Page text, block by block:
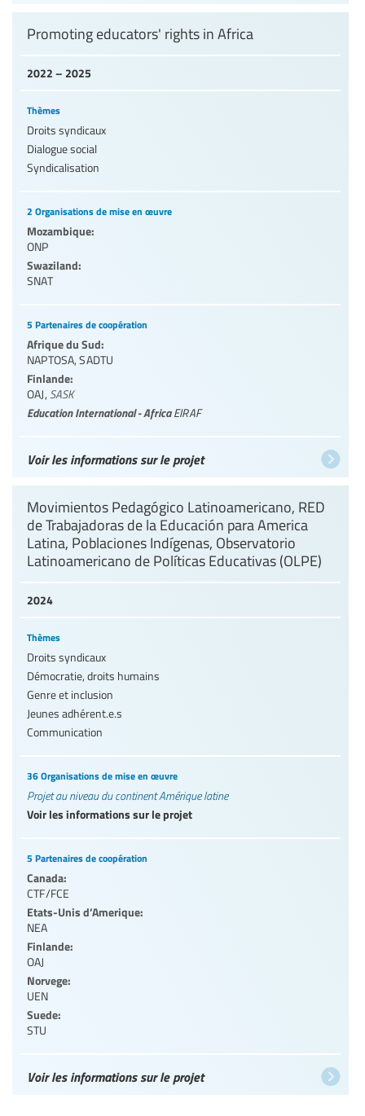
2022 – 2025
Promoting educators' rights in Africa
Thèmes
Droits syndicaux
Dialogue social
Syndicalisation
2 Organisations de mise en œuvre
Mozambique:
ONP
Swaziland:
SNAT
5 Partenaires de coopération
Afrique du Sud:
NAPTOSA,SADTU
Finlande:
OAJ, SASK
Education International - AfricaEIRAF
Voir les informations sur le projet
2024
Movimientos Pedagógico Latinoamericano, RED
de Trabajadoras de la Educación para America
Latina, Poblaciones Indígenas, Observatorio
Latinoamericano de Políticas Educativas (OLPE)
Thèmes
Droits syndicaux
Démocratie, droits humains
Genre et inclusion
Jeunes adhérent.e.s
Communication
36 Organisations de mise en œuvre
Projet au niveau du continent Amérique latine
Voir les informations sur le projet
5 Partenaires de coopération
Canada:
CTF/FCE
Etats-Unis d’Amerique:
NEA
Finlande:
OAJ
Norvege:
UEN
Suede:
STU
Voir les informations sur le projet